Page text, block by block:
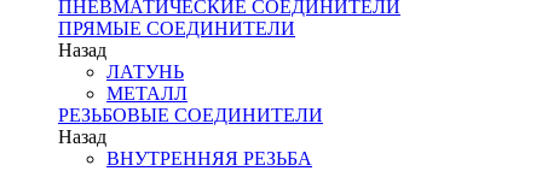
ПНЕВМАТИЧЕСКИЕ СОЕДИНИТЕЛИ
ПРЯМЫЕ СОЕДИНИТЕЛИ
Назад
ЛАТУНЬ
МЕТАЛЛ
РЕЗЬБОВЫЕ СОЕДИНИТЕЛИ
Назад
ВНУТРЕННЯЯ РЕЗЬБА